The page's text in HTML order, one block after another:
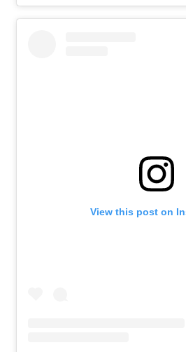
View this post on